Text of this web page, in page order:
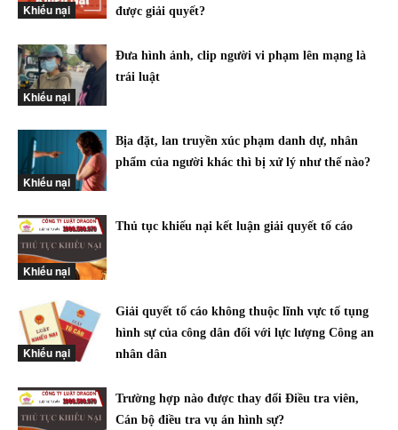
Khiếu nại
được giải quyết?
Khiếu nại
Đưa hình ảnh, clip người vi phạm lên mạng là
trái luật
Khiếu nại
Bịa đặt, lan truyền xúc phạm danh dự, nhân
phẩm của người khác thì bị xử lý như thế nào?
Khiếu nại
Thủ tục khiếu nại kết luận giải quyết tố cáo
Khiếu nại
Giải quyết tố cáo không thuộc lĩnh vực tố tụng
hình sự của công dân đối với lực lượng Công an
nhân dân
Trường hợp nào được thay đổi Điều tra viên,
Cán bộ điều tra vụ án hình sự?